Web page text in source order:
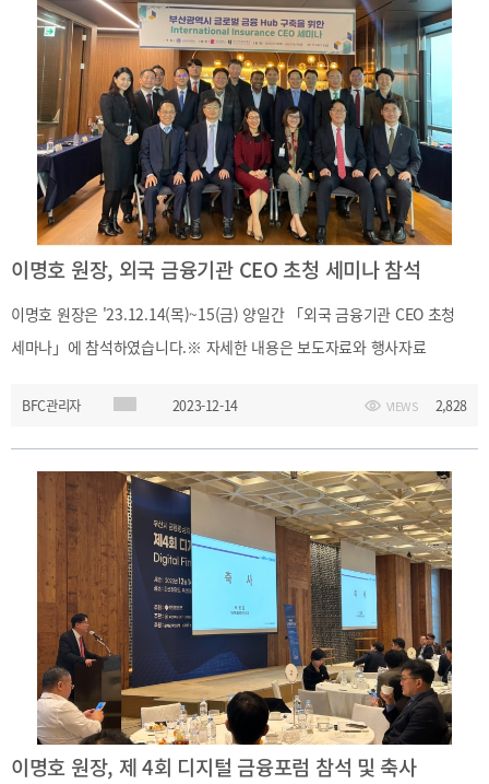
협력
해외금융도시협력
사원기관
유관기관
공지사항보도자료
2026
2025
2021
2020
진흥원
소식
국내외
보고서
2026
2025
2024
[48400] 부산광역시 남구 문현금융로40
TEL.051-647-9052 / FAX.051-633-0398
이명호 원장, 외국 금융기관 CEO 초청 세미나 참석
이명호 원장은 '23.12.14(목)~15(금) 양일간 「외국 금융기관 CEO 초청
세마나」에 참석하였습니다.※ 자세한 내용은 보도자료와 행사자료
BFC관리자 2023-12-14 VIEWS 2,828
이명호 원장, 제 4회 디지털 금융포럼 참석 및 축사